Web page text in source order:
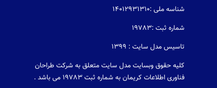
شناسه ملی :14012931310
شماره ثبت :19783
تاسیس مدل سایت : 1399
کلیه حقوق وبسایت مدل سایت متعلق به شرکت طراحان
فناوری اطلاعات کریمان به شماره ثبت 19783 می باشد .